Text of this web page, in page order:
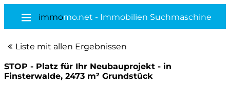
immomo.net - Immobilien Suchmaschine
Liste mit allen Ergebnissen
STOP - Platz für Ihr Neubauprojekt - in
Finsterwalde, 2473 m² Grundstück